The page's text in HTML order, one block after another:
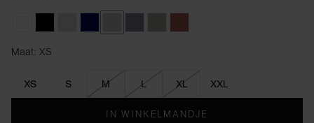
Maat: XS
XS S M L XL XXL
IN WINKELMANDJE